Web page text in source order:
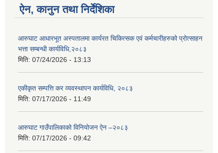
ऐन, कानुन तथा निर्देशिका
आरुघाट आधारभूत अस्पतालमा कार्यरत चिकित्सक एवं कर्मचारीहरुको प्रोत्साहन
भत्ता सम्बन्धी कार्यविधि,२०८३
मिति: 07/24/2026 - 13:13
एकीकृत सम्पत्ति कर व्यवस्थापन कार्यविधि, २०८३
मिति: 07/17/2026 - 11:49
आरुघाट गाउँपालिकाको विनियोजन ऐन –२०८३
मिति: 07/17/2026 - 09:42